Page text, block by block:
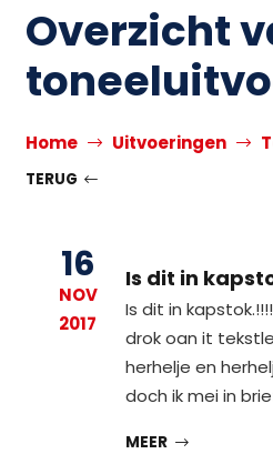
Overzicht
Home Uitvoeringen
TERUG
16
NOV
2017
Is dit in
Is dit in
drok oan it
herhelje en
doch ik mei in
MEER